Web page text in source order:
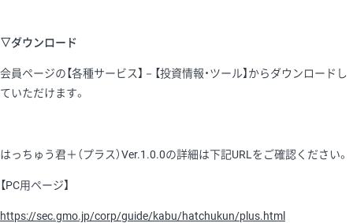
▽ダウンロード
会員ページの【各種サービス】－【投資情報・ツール】からダウンロードし
ていただけます。
はっちゅう君＋（プラス）Ver.1.0.0の詳細は下記URLをご確認ください。
【PC用ページ】
https://sec.gmo.jp/corp/guide/kabu/hatchukun/plus.html